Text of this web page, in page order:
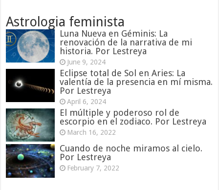
Astrologia feminista
Luna Nueva en Géminis: La
renovación de la narrativa de mi
historia. Por Lestreya
June 9, 2024
Eclipse total de Sol en Aries: La
valentía de la presencia en mí misma.
Por Lestreya
April 6, 2024
El múltiple y poderoso rol de
escorpio en el zodiaco. Por Lestreya
March 16, 2022
Cuando de noche miramos al cielo.
Por Lestreya
February 7, 2022